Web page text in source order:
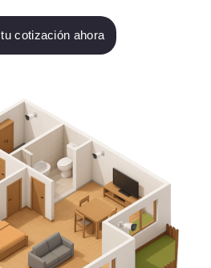
cotización ahora